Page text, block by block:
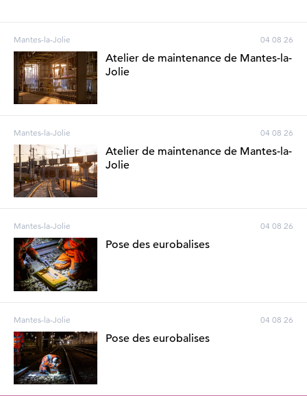
Mantes-la-Jolie 04 08 26
Atelier de maintenance de Mantes-la-
Jolie
Mantes-la-Jolie 04 08 26
Atelier de maintenance de Mantes-la-
Jolie
Mantes-la-Jolie 04 08 26
Pose des eurobalises
Mantes-la-Jolie 04 08 26
Pose des eurobalises